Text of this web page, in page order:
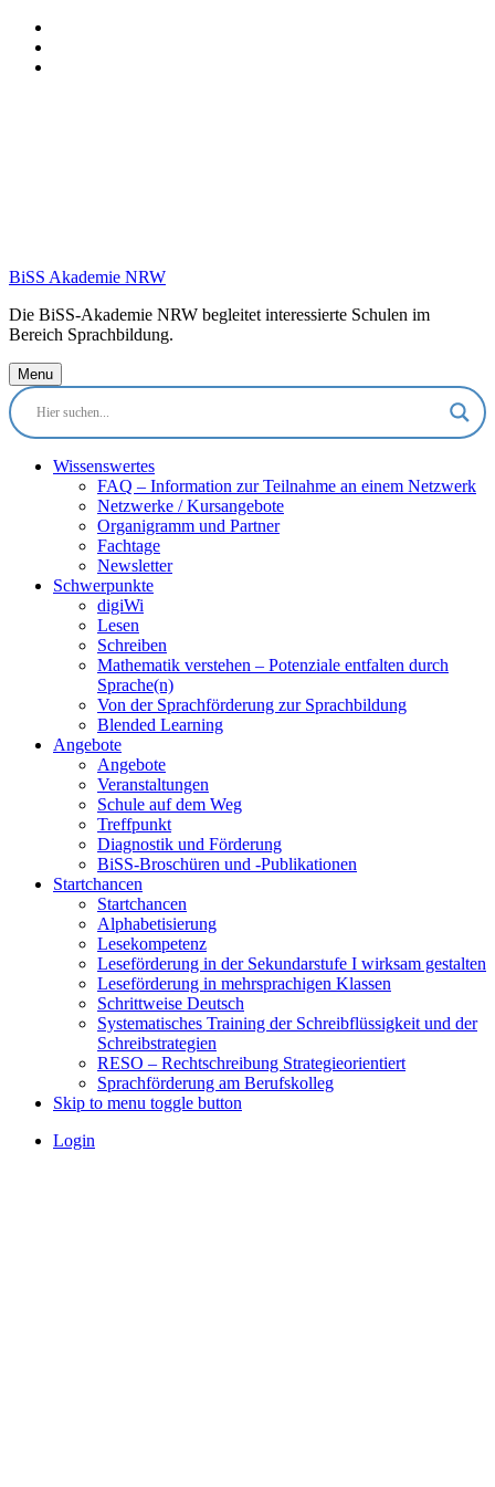
BiSS Akademie NRW
Die BiSS-Akademie NRW begleitet interessierte Schulen im
Bereich Sprachbildung.
Menu
Wissenswertes
FAQ – Information zur Teilnahme an einem Netzwerk
Netzwerke / Kursangebote
Organigramm und Partner
Fachtage
Newsletter
Schwerpunkte
digiWi
Lesen
Schreiben
Mathematik verstehen – Potenziale entfalten durch
Sprache(n)
Von der Sprachförderung zur Sprachbildung
Blended Learning
Angebote
Angebote
Veranstaltungen
Schule auf dem Weg
Treffpunkt
Diagnostik und Förderung
BiSS-Broschüren und -Publikationen
Startchancen
Startchancen
Alphabetisierung
Lesekompetenz
Leseförderung in der Sekundarstufe I wirksam gestalten
Leseförderung in mehrsprachigen Klassen
Schrittweise Deutsch
Systematisches Training der Schreibflüssigkeit und der
Schreibstrategien
RESO – Rechtschreibung Strategieorientiert
Sprachförderung am Berufskolleg
Skip to menu toggle button
Login